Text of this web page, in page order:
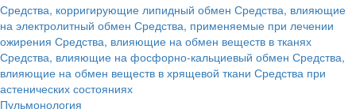
Средства, корригирующие липидный обмен Средства, влияющие
на электролитный обмен Средства, применяемые при лечении
ожирения Средства, влияющие на обмен веществ в тканях
Средства, влияющие на фосфорно-кальциевый обмен Средства,
влияющие на обмен веществ в хрящевой ткани Средства при
астенических состояниях
Пульмонология